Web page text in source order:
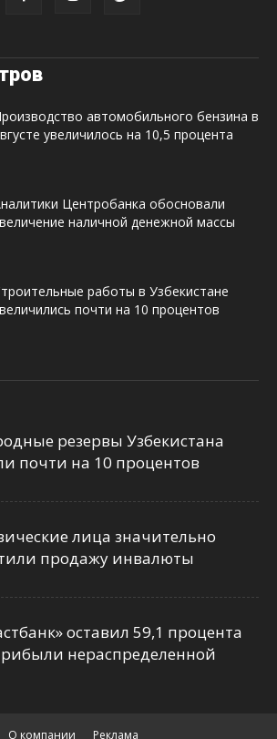
автомобильного бензина в
увеличилось на 10,5 процента
Центробанка обосновали
наличной денежной массы
работы в Узбекистане
почти на 10 процентов
резервы Узбекистана
почти на 10 процентов
лица значительно
продажу инвалюты
оставил 59,1 процента
нераспределенной
О компании Реклама